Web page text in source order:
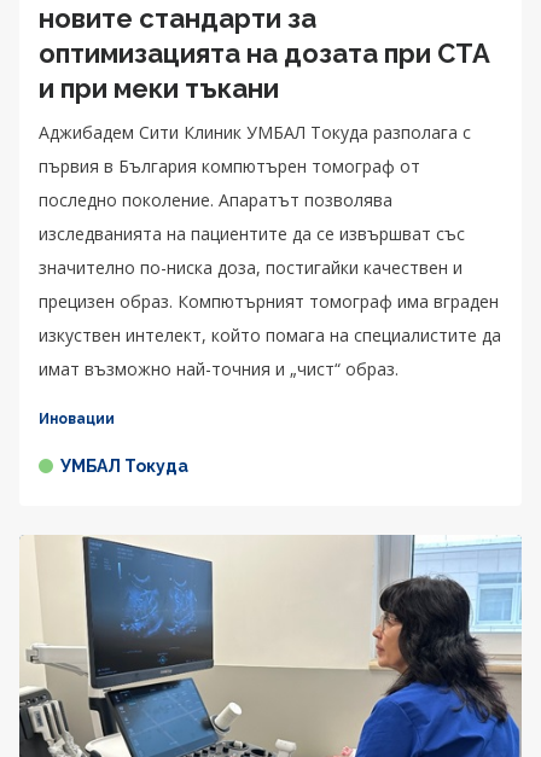
новите стандарти за
оптимизацията на дозата при CTA
и при меки тъкани
Аджибадем Сити Клиник УМБАЛ Токуда разполага с
първия в България компютърен томограф от
последно поколение. Апаратът позволява
изследванията на пациентите да се извършват със
значително по-ниска доза, постигайки качествен и
прецизен образ. Компютърният томограф има вграден
изкуствен интелект, който помага на специалистите да
имат възможно най-точния и „чист“ образ.
Иновации
УМБАЛ Токуда